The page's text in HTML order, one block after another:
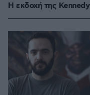
Η εκδοχή της Kennedy